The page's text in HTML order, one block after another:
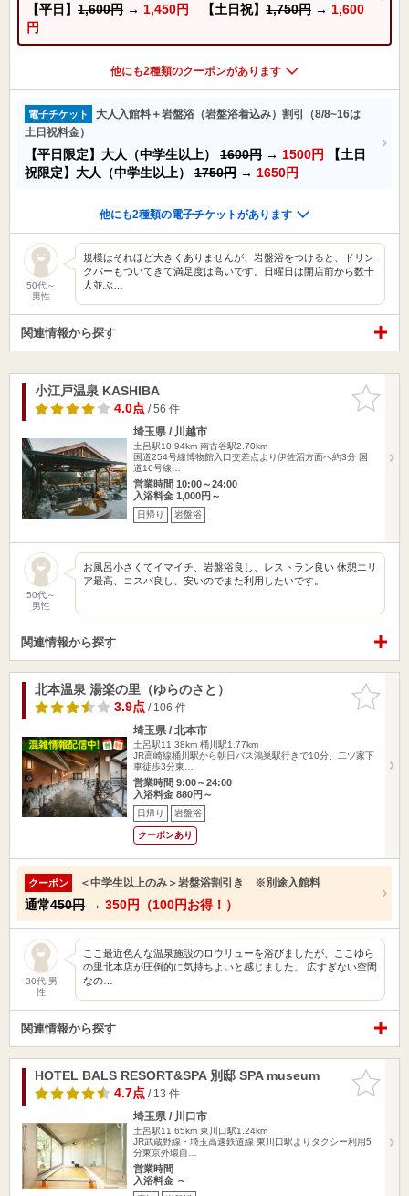
【平日】 1,600円 → 1,450円 【土日祝】 1,750円 → 1,600
円
他にも2種類のクーポンがあります
電子チケット
大人入館料＋岩盤浴（岩盤浴着込み）割引（8/8~16は
土日祝料金）
【平日限定】大人（中学生以上） 1600円 → 1500円
【土日
祝限定】大人（中学生以上） 1750円 → 1650円
他にも2種類の電子チケットがあります
50代～
男性
規模はそれほど大きくありませんが、岩盤浴をつけると、ドリン
クバーもついてきて満足度は高いです。日曜日は開店前から数十
人並ぶ…
関連情報から探す
お気に入
りに追加
小江戸温泉 KASHIBA
4.0点/ 56 件
埼玉県 / 川越市
土呂駅10.94km 南古谷駅2.70km
国道254号線博物館入口交差点より伊佐沼方面へ約3分 国
道16号線…
営業時間 10:00～24:00
入浴料金 1,000円～
日帰り 岩盤浴
50代～
男性
お風呂小さくてイマイチ、岩盤浴良し、レストラン良い 休憩エリ
ア最高、コスパ良し、安いのでまた利用したいです。
関連情報から探す
お気に入
りに追加
北本温泉 湯楽の里（ゆらのさと）
3.9点/ 106 件
埼玉県 / 北本市
土呂駅11.38km 桶川駅1.77km
JR高崎線桶川駅から朝日バス鴻巣駅行きで10分、二ツ家下
車徒歩3分東…
営業時間 9:00～24:00
入浴料金 880円～
日帰り 岩盤浴
クーポンあり
クーポン ＜中学生以上のみ＞岩盤浴割引き ※別途入館料
通常450円 → 350円（100円お得！）
30代 男
性
ここ最近色んな温泉施設のロウリューを浴びましたが、ここゆら
の里北本店が圧倒的に気持ちよいと感じました。 広すぎない空間
なの…
関連情報から探す
お気に入
りに追加
HOTEL BALS RESORT&SPA 別邸 SPA museum
4.7点/ 13 件
埼玉県 / 川口市
土呂駅11.65km 東川口駅1.24km
JR武蔵野線・埼玉高速鉄道線 東川口駅よりタクシー利用5
分東京外環自…
営業時間
入浴料金 ～